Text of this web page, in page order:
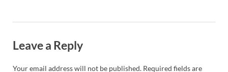
Leave a Reply
Your email address will not be published. Required fields are